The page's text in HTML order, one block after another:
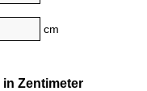
cm
Zentimeter